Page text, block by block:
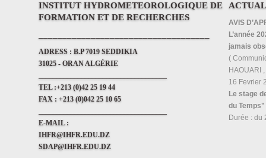
INSTITUT HYDROMETEOROLOGIQUE DE
FORMATION ET DE RECHERCHES
ADRESS : B.P 7019 SEDDIKIA
31025 - ORAN ALGÉRIE
TEL :+213 (0)42 25 19 44
FAX : +213 (0)042 25 10 65
E-MAIL :
IHFR@IHFR.EDU.DZ
SDAP@IHFR.EDU.DZ
AVIS
L’année
jamais
(
HAOUARI
16 Fevrier
Le stage
du Temps"
Durée : du